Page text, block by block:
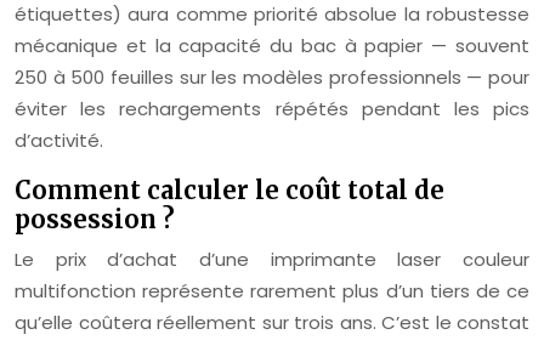
étiquettes) aura comme priorité absolue la robustesse
mécanique et la capacité du bac à papier — souvent
250 à 500 feuilles sur les modèles professionnels — pour
éviter les rechargements répétés pendant les pics
d’activité.
Comment calculer le coût total de
possession ?
Le prix d’achat d’une imprimante laser couleur
multifonction représente rarement plus d’un tiers de ce
qu’elle coûtera réellement sur trois ans. C’est le constat